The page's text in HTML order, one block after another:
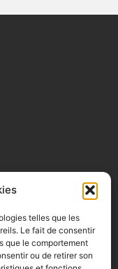
telles que les
Le fait de consentir
que le comportement
ou de retirer son